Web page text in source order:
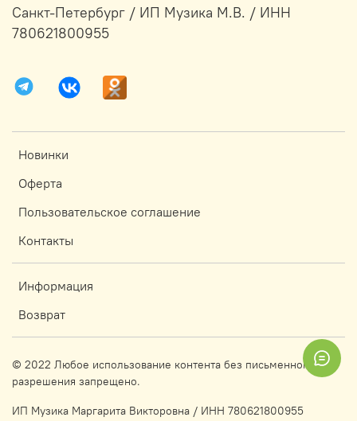
Новинки
Оферта
Пользовательское соглашение
Контакты
Информация
Возврат
Санкт-Петербург / ИП Музика М.В. / ИНН
780621800955
© 2022 Любое использование контента без письменного
разрешения запрещено.
ИП Музика Маргарита Викторовна / ИНН 780621800955